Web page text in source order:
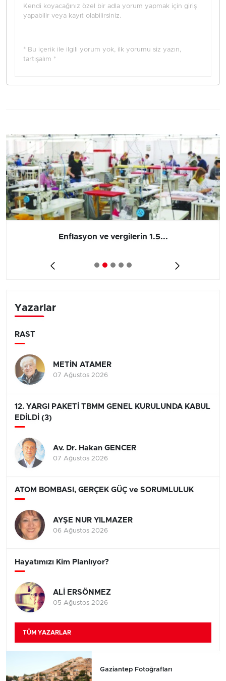
Kendi koyacağınız özel bir adla yorum yapmak için giriş
yapabilir veya kayıt olabilirsiniz.
* Bu içerik ile ilgili yorum yok, ilk yorumu siz yazın,
tartışalım *
Enflasyon ve vergilerin 1.5...
Yazarlar
RAST
METİN ATAMER
07 Ağustos 2026
12. YARGI PAKETİ TBMM GENEL KURULUNDA KABUL
EDİLDİ (3)
Av. Dr. Hakan GENCER
07 Ağustos 2026
ATOM BOMBASI, GERÇEK GÜÇ ve SORUMLULUK
AYŞE NUR YILMAZER
06 Ağustos 2026
Hayatımızı Kim Planlıyor?
ALİ ERSÖNMEZ
05 Ağustos 2026
TÜM YAZARLAR
Gaziantep Fotoğrafları